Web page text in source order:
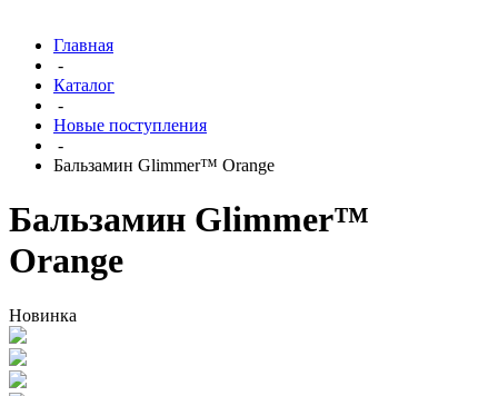
Главная
-
Каталог
-
Новые поступления
-
Бальзамин Glimmer™ Orange
Бальзамин Glimmer™
Orange
Новинка